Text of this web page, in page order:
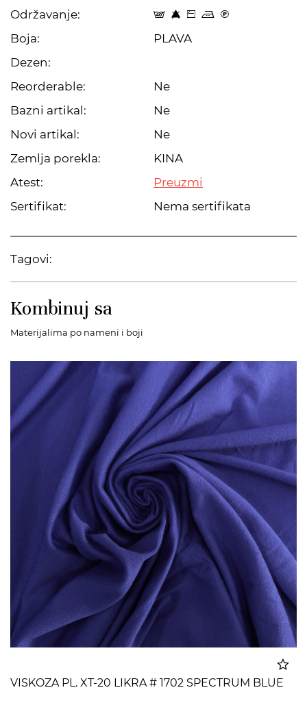
Održavanje:
t 8 Z p C
Boja:
PLAVA
Dezen:
Reorderable:
Ne
Bazni artikal:
Ne
Novi artikal:
Ne
Zemlja porekla:
KINA
Atest:
Preuzmi
Sertifikat:
Nema sertifikata
Tagovi:
Kombinuj sa
Materijalima po nameni i boji
VISKOZA PL. XT-20 LIKRA # 1702 SPECTRUM BLUE